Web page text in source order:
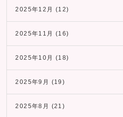
2025年12月 (12)
2025年11月 (16)
2025年10月 (18)
2025年9月 (19)
2025年8月 (21)